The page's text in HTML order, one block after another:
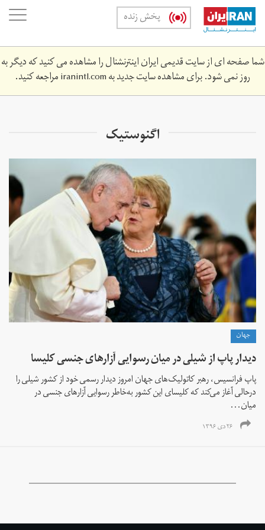
Skip
main
content
پخش زنده
شما صفحه ای از سایت قدیمی ایران اینترنشنال را مشاهده می کنید که دیگر به
روز نمی شود. برای مشاهده سایت جدید بهiranintl.comمراجعه کنید.
اگنوستیک
جهان
دیدار پاپ از شیلی در میان رسوایی آزارهای جنسی کلیسا
پاپ فرانسیس، رهبر کاتولیک‌های جهان امروز دیدار رسمی خود از کشور شیلی را
درحالی آغاز می‌کند که کلیسای این کشور به‌خاطر رسوایی آزارهای جنسی در
میان...
۲۶ دی ۱۳۹۶